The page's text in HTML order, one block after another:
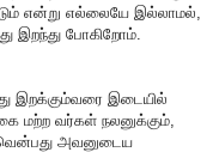
என்று எல்லையே இல்லாமல்,
இறந்து போகிறோம்.
இறக்கும்வரை இடையில்
மற்ற வர்கள் நலனுக்கும்,
அவனுடைய